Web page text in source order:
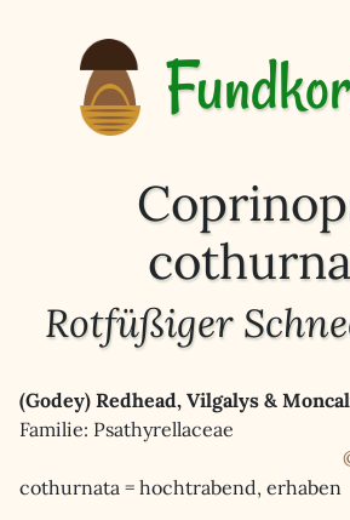
Rotfüßiger
(Godey) Redhead, Vilgalys &
Familie: Psathyrellaceae
cothurnata = hochtrabend, erhaben